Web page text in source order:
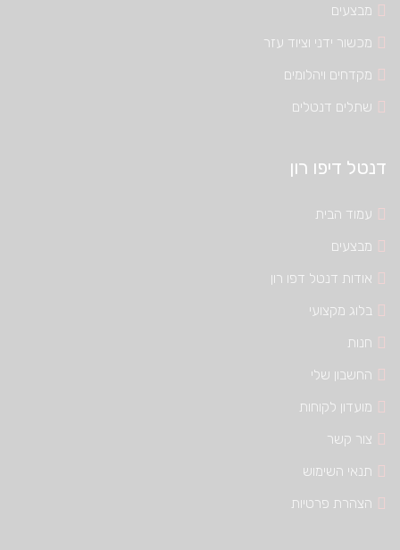
מבצעים
מכשור ידני וציוד עזר
מקדחים ויהלומים
שתלים דנטלים
דנטל דיפו רון
עמוד הבית
מבצעים
אודות דנטל דפו רון
בלוג מקצועי
חנות
החשבון שלי
מועדון לקוחות
צור קשר
תנאי השימוש
הצהרת פרטיות